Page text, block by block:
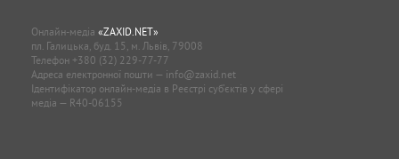
Онлайн-медіа «ZAXID.NET»
пл. Галицька, буд. 15, м. Львів, 79008
Телефон +380 (32) 229-77-77
Адреса електронної пошти — info@zaxid.net
Ідентифікатор онлайн-медіа в Реєстрі суб'єктів у сфері
медіа — R40-06155